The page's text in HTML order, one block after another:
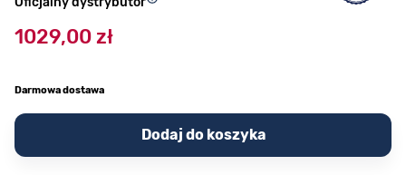
1029,00 zł
Darmowa dostawa
Dodaj do koszyka